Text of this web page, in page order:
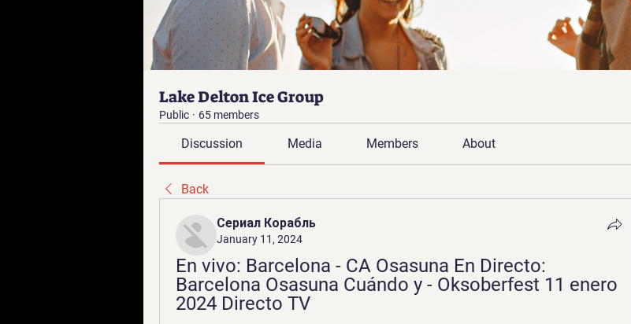
Lake Delton Ice Group
Public · 65 members
Discussion Media Members About
Back
Сериал Корабль
January 11, 2024
En vivo: Barcelona - CA Osasuna En Directo:
Barcelona Osasuna Cuándo y - Oksoberfest 11 enero
2024 Directo TV